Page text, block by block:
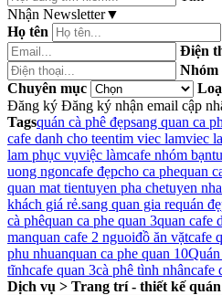
Nhận Newsletter▼
Họ tên
Điện
Nhóm
Chuyên mục
Đăng ký Đăng ký nhận email cập
Tagsquán cà phê đẹpsang quan ca
cafe danh cho teentim viec lamviec
lam phục vụviệc làmcafe nhóm bạn
uong ngoncafe đẹpcho ca phequan
quan mat tientuyen pha chetuyen
khách giá rẻ.sang quan gia requán
cà phêquan ca phe quan 3quan cafe
manquan cafe 2 nguoiđồ ăn vặtcafe
phu nhuanquan ca phe quan 10
tĩnhcafe quan 3cà phê tình nhâncafe
Dịch vụ > Trang trí - thiết kế quán